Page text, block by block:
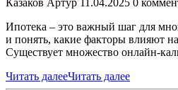
Ипотека – это важный шаг для
и понять, какие факторы влияют
Существует множество онлайн-
Читать далееЧитать далее